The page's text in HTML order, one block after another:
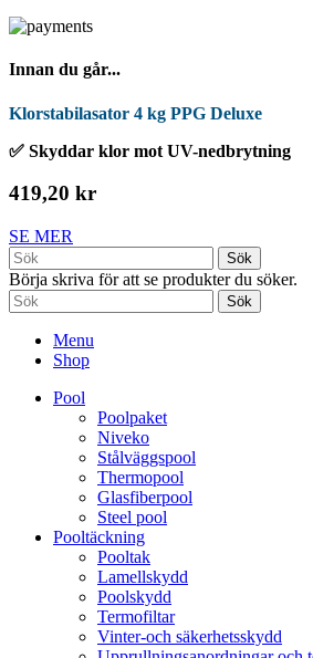
Innan du går...
Klorstabilasator 4 kg PPG Deluxe
✅ Skyddar klor mot UV-nedbrytning
419,20 kr
SE MER
Sök
Börja skriva för att se produkter du söker.
Sök
Menu
Shop
Pool
Poolpaket
Niveko
Stålväggspool
Thermopool
Glasfiberpool
Steel pool
Pooltäckning
Pooltak
Lamellskydd
Poolskydd
Termofiltar
Vinter-och säkerhetsskydd